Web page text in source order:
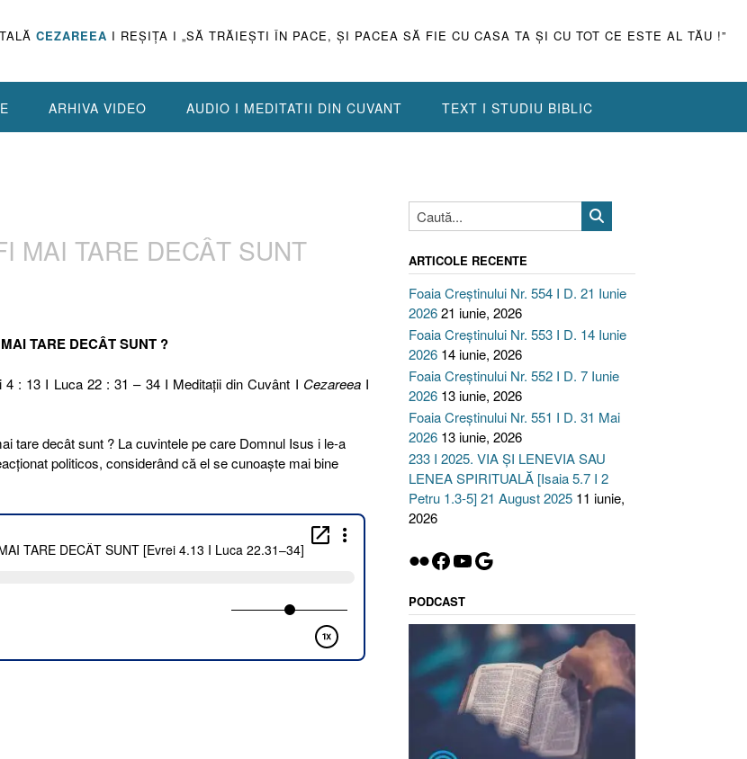
CEZAREEA I REŞIŢA I „SĂ TRĂIEŞTI ÎN PACE, ŞI PACEA SĂ FIE CU CASA TA ŞI CU TOT CE ESTE AL TĂU !”
ARHIVA VIDEO AUDIO I MEDITATII DIN CUVANT TEXT I STUDIU BIBLIC
MAI TARE DECÂT SUNT
TARE DECÂT SUNT ?
: 13 I Luca 22 : 31 – 34 I Meditaţii din Cuvânt I CezareeaI
tare decât sunt ? La cuvintele pe care Domnul Isus i le-a
politicos, considerând că el se cunoaște mai bine
ARTICOLE RECENTE
Foaia Creștinului Nr. 554 I D. 21 Iunie
202621 iunie, 2026
Foaia Creștinului Nr. 553 I D. 14 Iunie
2026 14 iunie, 2026
Foaia Creștinului Nr. 552 I D. 7 Iunie
2026 13 iunie, 2026
Foaia Creștinului Nr. 551 I D. 31 Mai
2026 13 iunie, 2026
233 I 2025. VIA ȘI LENEVIA SAU
LENEA SPIRITUALĂ [Isaia 5.7 I 2
Petru 1.3-5] 21 August 2025 11 iunie,
2026
Flickr
Facebook
YouTube
Google
PODCAST